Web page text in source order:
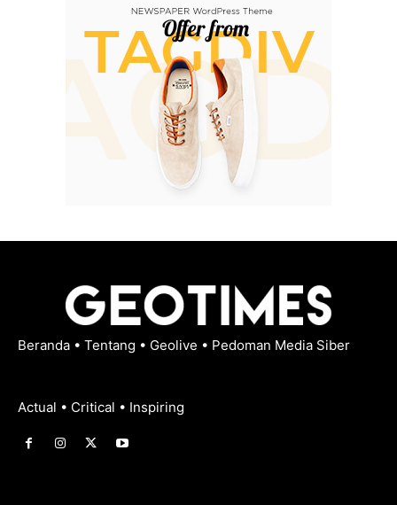
Beranda • Tentang • Geolive • Pedoman Media Siber
Actual • Critical • Inspiring